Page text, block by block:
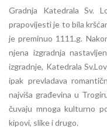
Gradnja Katedrala Sv.
prapovijesti je to bila
je preminuo 1111.g.
njena izgradnja
izgradnje, Katedrala
ipak prevladava
najviša građevina u
čuvaju mnoga kulturno
kipovi, slike i drugo.